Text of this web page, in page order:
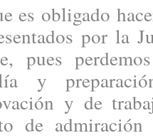
obligado
por la
pues
y
y de
de